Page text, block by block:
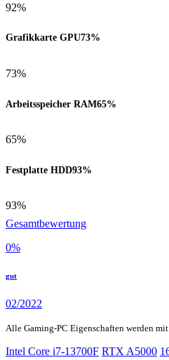
92%
Grafikkarte GPU73%
73%
Arbeitsspeicher RAM65%
65%
Festplatte HDD93%
93%
Gesamtbewertung
0%
gut
02/2022
Alle Gaming-PC Eigenschaften werden
Intel Core i7-13700F RTX A5000